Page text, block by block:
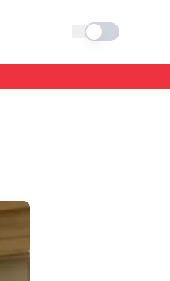
Schimba tema